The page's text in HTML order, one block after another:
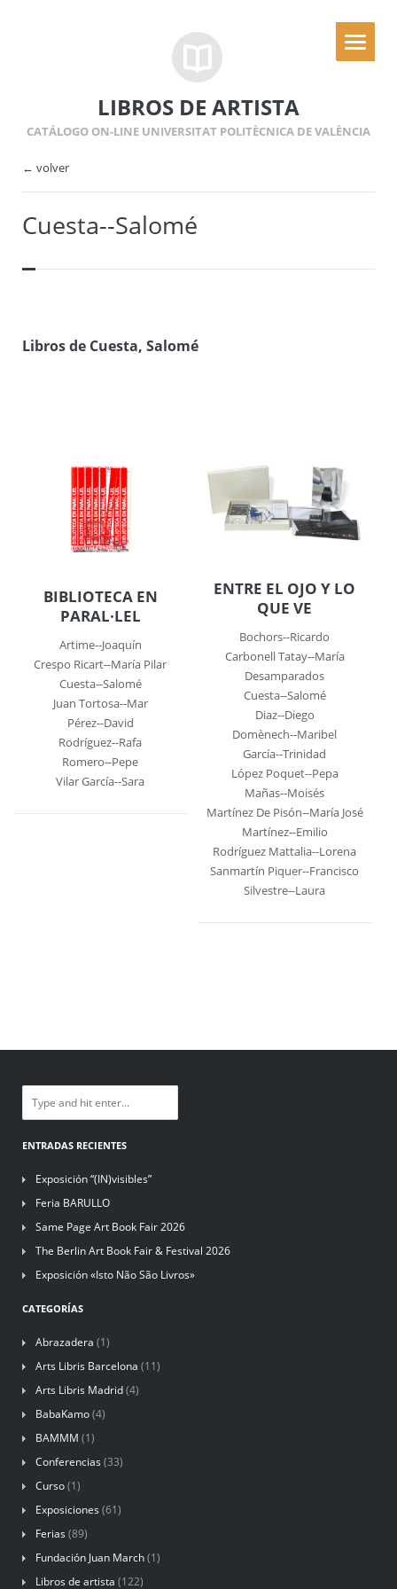
LIBROS DE ARTISTA
CATÁLOGO ON-LINE UNIVERSITAT POLITÈCNICA DE VALÈNCIA
← volver
Cuesta--Salomé
Libros de Cuesta, Salomé
BIBLIOTECA EN
PARAL·LEL
Artime--Joaquín
Crespo Ricart--María Pilar
Cuesta--Salomé
Juan Tortosa--Mar
Pérez--David
Rodríguez--Rafa
Romero--Pepe
Vilar García--Sara
ENTRE EL OJO Y LO
QUE VE
Bochors--Ricardo
Carbonell Tatay--María
Desamparados
Cuesta--Salomé
Diaz--Diego
Domènech--Maribel
García--Trinidad
López Poquet--Pepa
Mañas--Moisés
Martínez De Pisón--María José
Martínez--Emilio
Rodríguez Mattalia--Lorena
Sanmartín Piquer--Francisco
Silvestre--Laura
ENTRADAS RECIENTES
Exposición “(IN)visibles”
Feria BARULLO
Same Page Art Book Fair 2026
The Berlin Art Book Fair & Festival 2026
Exposición «Isto Não São Livros»
CATEGORÍAS
Abrazadera (1)
Arts Libris Barcelona (11)
Arts Libris Madrid(4)
BabaKamo(4)
BAMMM (1)
Conferencias (33)
Curso(1)
Exposiciones (61)
Ferias (89)
Fundación Juan March(1)
Libros de artista (122)